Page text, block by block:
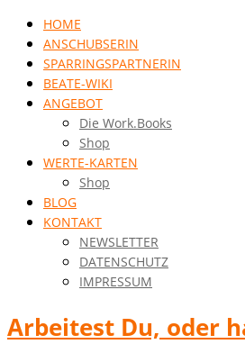
Kommunikationsgenialistin
VISION
HOCH
DREI
HOME
ANSCHUBSERIN
SPARRINGSPARTNERIN
BEATE-WIKI
ANGEBOT
Die Work.Books
Shop
WERTE-KARTEN
Shop
BLOG
KONTAKT
NEWSLETTER
DATENSCHUTZ
IMPRESSUM
Arbeitest Du, oder